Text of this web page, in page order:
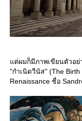
ต่ผมก็มีภาพเขียนตัวอย่
"กำเนิดวีนัส" (The
Renaissance ชื่อ